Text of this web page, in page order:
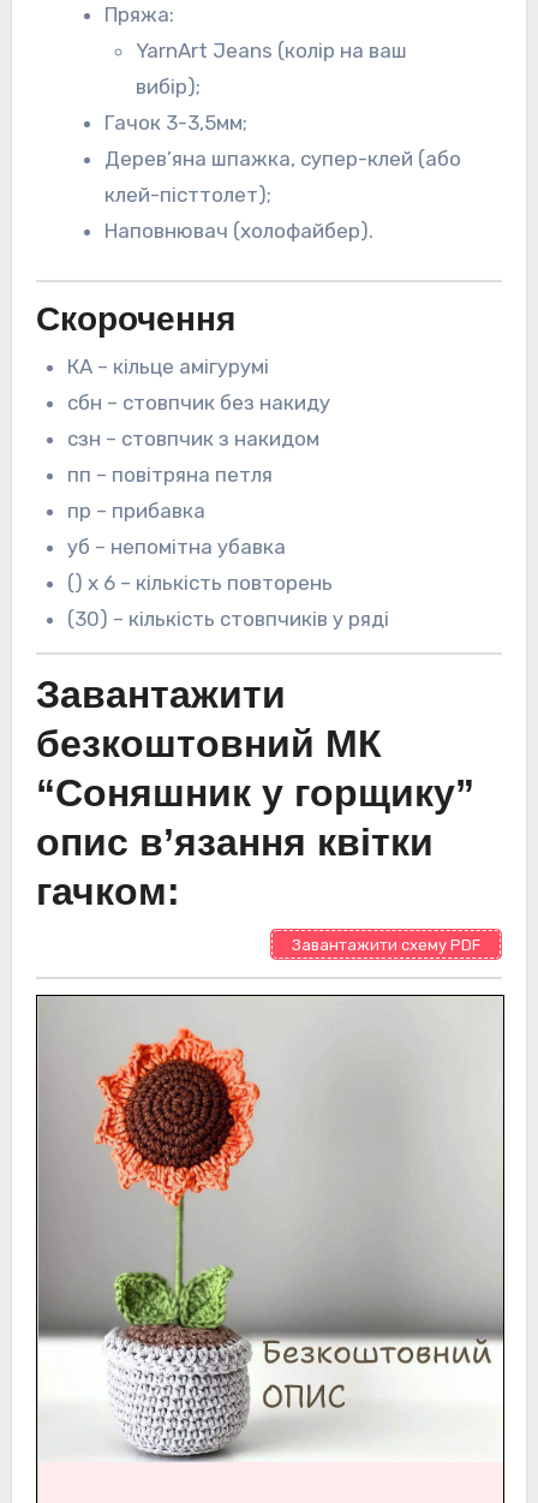
Пряжа:
YarnArt Jeans (колір на ваш
вибір);
Гачок 3-3,5мм;
Дерев’яна шпажка, супер-клей (або
клей-пісттолет);
Наповнювач (холофайбер).
Скорочення
КА – кільце амігурумі
сбн – стовпчик без накиду
сзн – стовпчик з накидом
пп – повітряна петля
пр – прибавка
уб – непомітна убавка
() х 6 – кількість повторень
(30) – кількість стовпчиків у ряді
Завантажити
безкоштовний МК
“Соняшник у горщику”
опис в’язання квітки
гачком:
Завантажити схему PDF